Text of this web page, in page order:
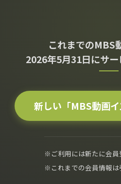
これまでのMBS
2026年5月31日にサ
新しい「MBS動画
※ご利用には新たに会員
※これまでの会員情報は